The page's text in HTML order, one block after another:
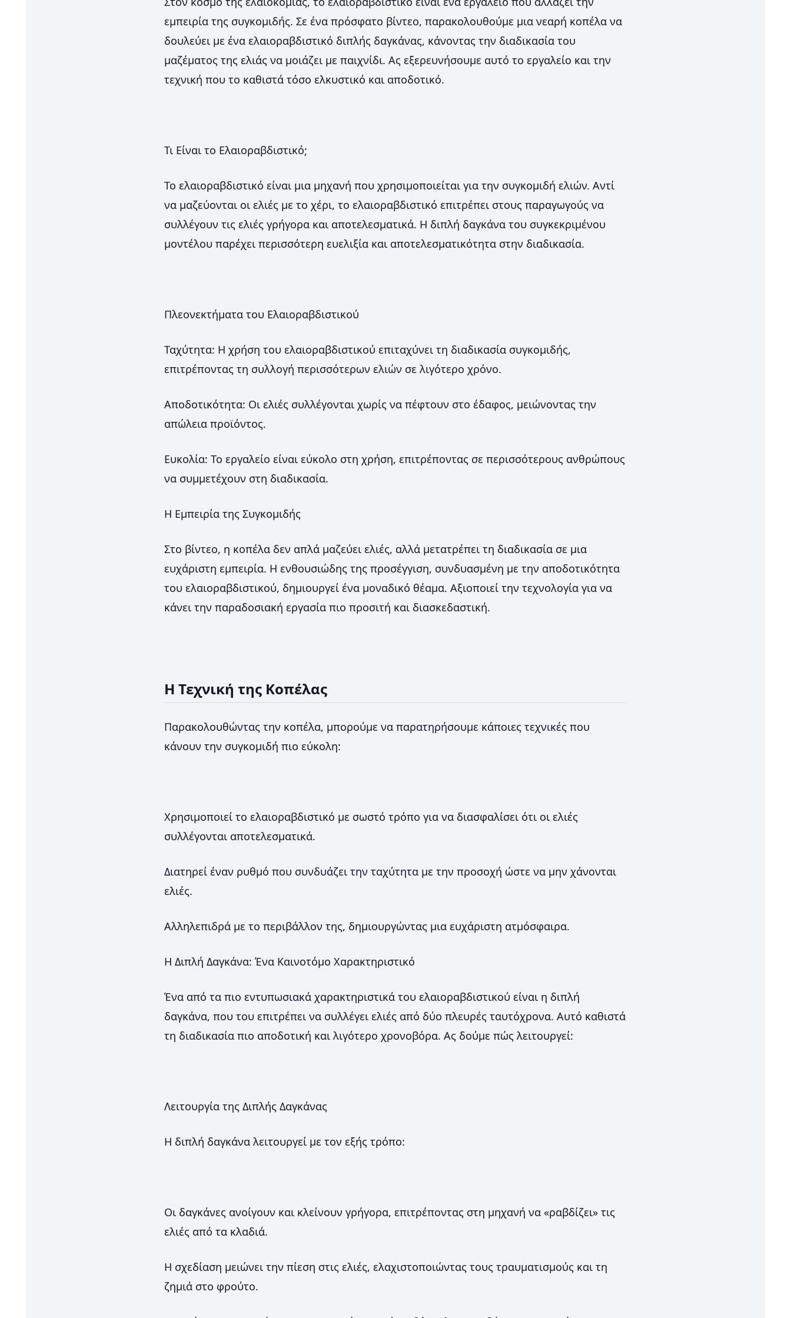
εμπειρία της συγκομιδής. Σε ένα πρόσφατο βίντεο, παρακολουθούμε μια νεαρή κοπέλα να
δουλεύει με ένα ελαιοραβδιστικό διπλής δαγκάνας, κάνοντας την διαδικασία του
μαζέματος της ελιάς να μοιάζει με παιχνίδι. Ας εξερευνήσουμε αυτό το εργαλείο και την
τεχνική που το καθιστά τόσο ελκυστικό και αποδοτικό.
Τι Είναι το Ελαιοραβδιστικό;
Το ελαιοραβδιστικό είναι μια μηχανή που χρησιμοποιείται για την συγκομιδή ελιών. Αντί
να μαζεύονται οι ελιές με το χέρι, το ελαιοραβδιστικό επιτρέπει στους παραγωγούς να
συλλέγουν τις ελιές γρήγορα και αποτελεσματικά. Η διπλή δαγκάνα του συγκεκριμένου
μοντέλου παρέχει περισσότερη ευελιξία και αποτελεσματικότητα στην διαδικασία.
Πλεονεκτήματα του Ελαιοραβδιστικού
Ταχύτητα: Η χρήση του ελαιοραβδιστικού επιταχύνει τη διαδικασία συγκομιδής,
επιτρέποντας τη συλλογή περισσότερων ελιών σε λιγότερο χρόνο.
Αποδοτικότητα: Οι ελιές συλλέγονται χωρίς να πέφτουν στο έδαφος, μειώνοντας την
απώλεια προϊόντος.
Ευκολία: Το εργαλείο είναι εύκολο στη χρήση, επιτρέποντας σε περισσότερους ανθρώπους
να συμμετέχουν στη διαδικασία.
Η Εμπειρία της Συγκομιδής
Στο βίντεο, η κοπέλα δεν απλά μαζεύει ελιές, αλλά μετατρέπει τη διαδικασία σε μια
ευχάριστη εμπειρία. Η ενθουσιώδης της προσέγγιση, συνδυασμένη με την αποδοτικότητα
του ελαιοραβδιστικού, δημιουργεί ένα μοναδικό θέαμα. Αξιοποιεί την τεχνολογία για να
κάνει την παραδοσιακή εργασία πιο προσιτή και διασκεδαστική.
Η Τεχνική της Κοπέλας
Παρακολουθώντας την κοπέλα, μπορούμε να παρατηρήσουμε κάποιες τεχνικές που
κάνουν την συγκομιδή πιο εύκολη:
Χρησιμοποιεί το ελαιοραβδιστικό με σωστό τρόπο για να διασφαλίσει ότι οι ελιές
συλλέγονται αποτελεσματικά.
Διατηρεί έναν ρυθμό που συνδυάζει την ταχύτητα με την προσοχή ώστε να μην χάνονται
ελιές.
Αλληλεπιδρά με το περιβάλλον της, δημιουργώντας μια ευχάριστη ατμόσφαιρα.
Η Διπλή Δαγκάνα: Ένα Καινοτόμο Χαρακτηριστικό
Ένα από τα πιο εντυπωσιακά χαρακτηριστικά του ελαιοραβδιστικού είναι η διπλή
δαγκάνα, που του επιτρέπει να συλλέγει ελιές από δύο πλευρές ταυτόχρονα. Αυτό καθιστά
τη διαδικασία πιο αποδοτική και λιγότερο χρονοβόρα. Ας δούμε πώς λειτουργεί:
Λειτουργία της Διπλής Δαγκάνας
Η διπλή δαγκάνα λειτουργεί με τον εξής τρόπο:
Οι δαγκάνες ανοίγουν και κλείνουν γρήγορα, επιτρέποντας στη μηχανή να «ραβδίζει» τις
ελιές από τα κλαδιά.
Η σχεδίαση μειώνει την πίεση στις ελιές, ελαχιστοποιώντας τους τραυματισμούς και τη
ζημιά στο φρούτο.